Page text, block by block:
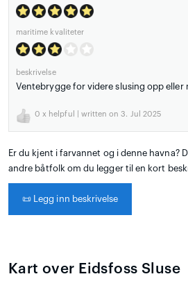
maritime kvaliteter
beskrivelse
Ventebrygge for videre slusing opp eller
0 x helpful | written on 3. Jul 2025
Er du kjent i farvannet og i denne havna?
andre båtfolk om du legger til en kort
📜 Legg inn beskrivelse
Kart over Eidsfoss Sluse